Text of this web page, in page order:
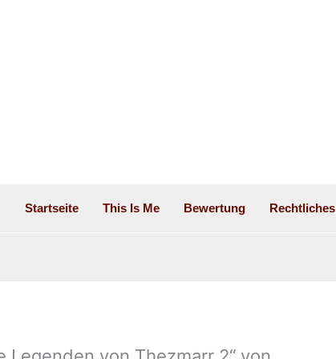
Startseite This Is Me Bewertung Rechtliches